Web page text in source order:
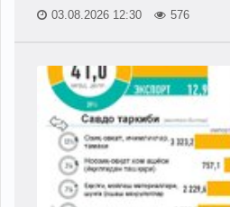
03.08.2026 12:30 576